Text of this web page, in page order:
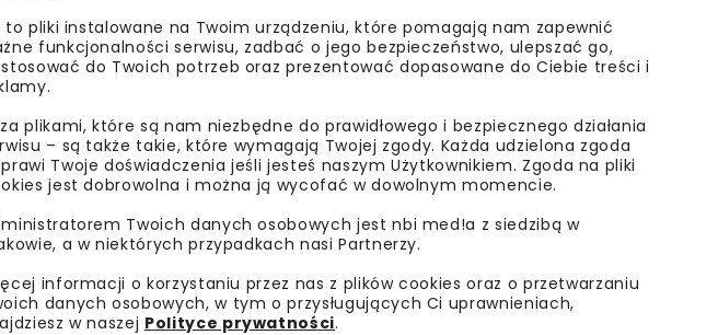
żelbetowego łuku złożonego z prefabrykowanych belek
w świetle ponad 70 m, jest jednocześnie najszerszym z ekoduktów,
istniejącej, kolidującej infrastruktury teletechnicznej. Powstały również
urządzeń podczyszczających, a także zjazdy i przejazdy awaryjne. Droga
ruchu, urządzenia ochrony środowiska oraz zieleń.
to pliki instalowane na Twoim urządzeniu, które pomagają nam zapewnić
funkcjonalności serwisu, zadbać o jego bezpieczeństwo, ulepszać go,
do Twoich potrzeb oraz prezentować dopasowane do Ciebie treści i
plikami, które są nam niezbędne do prawidłowego i bezpiecznego działania
– są także takie, które wymagają Twojej zgody. Każda udzielona zgoda
Twoje doświadczenia jeśli jesteś naszym Użytkownikiem. Zgoda na pliki
jest dobrowolna i można ją wycofać w dowolnym momencie.
Twoich danych osobowych jest nbi med!a z siedzibą w
a w niektórych przypadkach nasi Partnerzy.
informacji o korzystaniu przez nas z plików cookies oraz o przetwarzaniu
danych osobowych, w tym o przysługujących Ci uprawnieniach,
w naszej Polityce prywatności.